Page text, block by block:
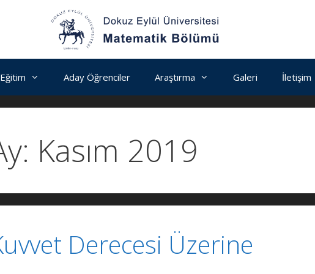
Eğitim Aday Öğrenciler Araştırma Galeri İletişim
Kasım 2019
Derecesi Üzerine